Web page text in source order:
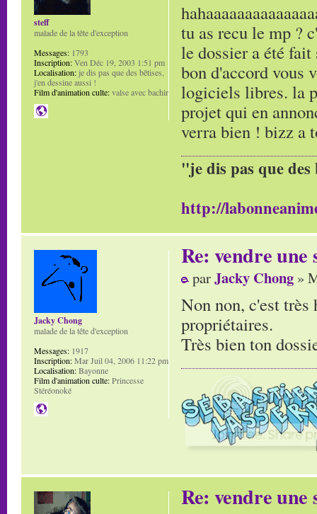
tu as recu le mp ?
le dossier a été
bon d'accord vous
logiciels libres. la
projet qui en
verra bien ! bizz a
"je dis pas que
http://
steff
malade de la tête d'exception
Messages: 1793
Inscription:Ven Déc 19, 2003 1:51 pm
Localisation: je dis pas que des bêtises,
j'en dessine aussi !
Film d'animation culte:valse avec bachir
Re: vendre une
parJacky Chong »
Non non, c'est
propriétaires.
Très bien ton
Jacky Chong
malade de la tête d'exception
Messages: 1917
Inscription:Mar Juil 04, 2006 11:22 pm
Localisation:Bayonne
Film d'animation culte:Princesse
Stéréonoké
Re: vendre une